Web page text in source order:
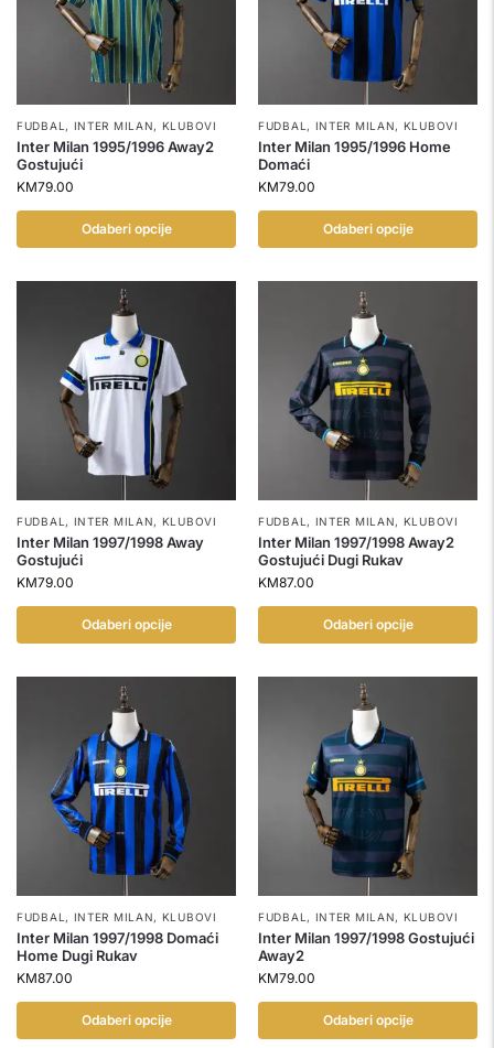
FUDBAL , INTER MILAN, KLUBOVI
Inter Milan 1995/1996 Away2
Gostujući
KM79.00
Odaberi opcije
FUDBAL , INTER MILAN, KLUBOVI
Inter Milan 1995/1996 Home
Domaći
KM79.00
Odaberi opcije
FUDBAL , INTER MILAN, KLUBOVI
Inter Milan 1997/1998 Away
Gostujući
KM79.00
Odaberi opcije
FUDBAL , INTER MILAN, KLUBOVI
Inter Milan 1997/1998 Away2
Gostujući Dugi Rukav
KM87.00
Odaberi opcije
FUDBAL , INTER MILAN, KLUBOVI
Inter Milan 1997/1998 Domaći
Home Dugi Rukav
KM87.00
Odaberi opcije
FUDBAL , INTER MILAN, KLUBOVI
Inter Milan 1997/1998 Gostujući
Away2
KM79.00
Odaberi opcije